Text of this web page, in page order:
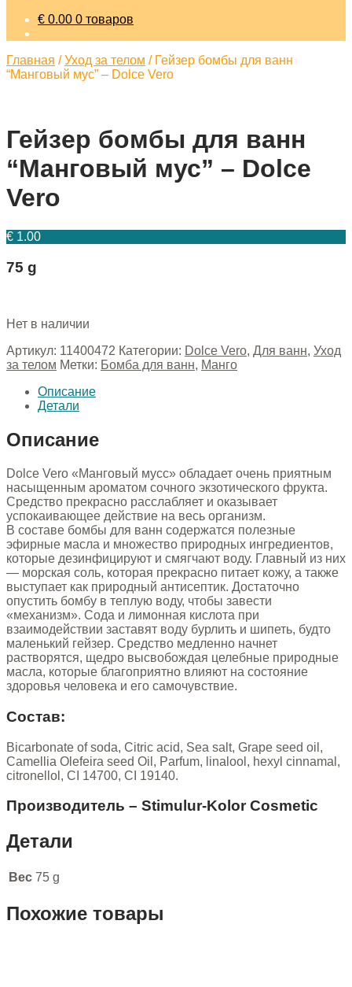
€ 0.00 0 товаров
Главная /Уход за телом / Гейзер бомбы для ванн
“Манговый мус” – Dolce Vero
Гейзер бомбы для ванн
“Манговый мус” – Dolce
Vero
€ 1.00
75 g
Нет в наличии
Артикул: 11400472 Категории: Dolce Vero, Для ванн, Уход
за телом Метки: Бомба для ванн, Манго
Описание
Детали
Описание
Dolce Vero «Манговый мусс» обладает очень приятным
насыщенным ароматом сочного экзотического фрукта.
Средство прекрасно расслабляет и оказывает
успокаивающее действие на весь организм.
В составе бомбы для ванн содержатся полезные
эфирные масла и множество природных ингредиентов,
которые дезинфицируют и смягчают воду. Главный из них
— морская соль, которая прекрасно питает кожу, а также
выступает как природный антисептик. Достаточно
опустить бомбу в теплую воду, чтобы завести
«механизм». Сода и лимонная кислота при
взаимодействии заставят воду бурлить и шипеть, будто
маленький гейзер. Средство медленно начнет
растворятся, щедро высвобождая целебные природные
масла, которые благоприятно влияют на состояние
здоровья человека и его самочувствие.
Состав:
Bicarbonate of soda, Citric acid, Sea salt, Grape seed oil,
Camellia Olefeira seed Oil, Parfum, linalool, hexyl cinnamal,
citronellol, СІ 14700, СІ 19140.
Производитель – Stimulur-Kolor Cosmetic
Детали
Вес 75 g
Похожие товары